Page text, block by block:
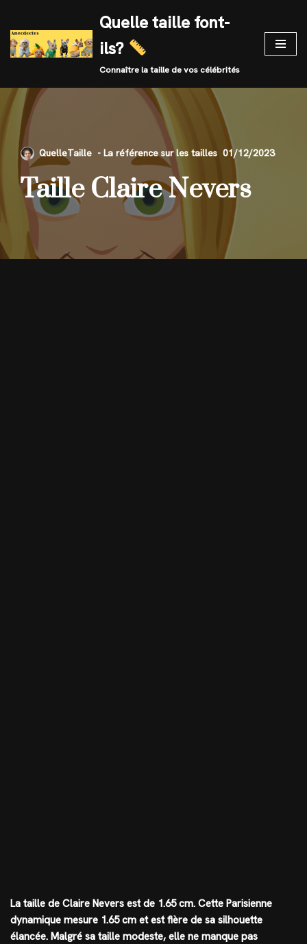
Skip
to
Quelle taille font-
ils?
Connaître la taille de vos célébrités
QuelleTaille 01/12/2023
Taille Claire Nevers
La taille de Claire Nevers est de 1.65 cm. Cette Parisienne
dynamique mesure 1.65 cm et est fière de sa silhouette
élancée. Malgré sa taille modeste, elle ne manque pas